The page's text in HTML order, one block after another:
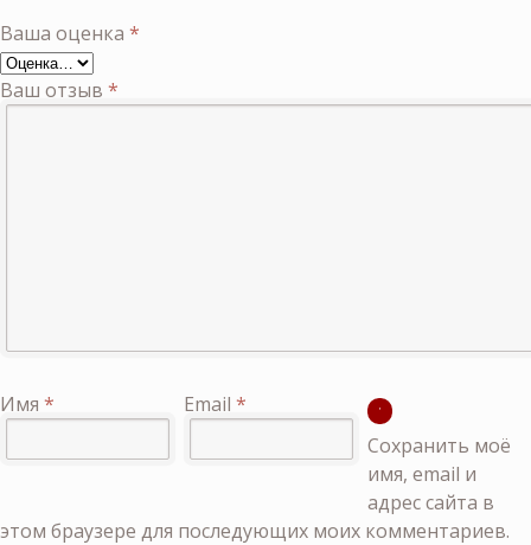
Ваша оценка *
Ваш отзыв *
Имя * Email *
Сохранить моё
имя, email и
адрес сайта в
этом браузере для последующих моих комментариев.